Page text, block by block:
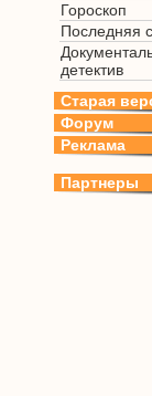
Гороскоп
Последняя
детектив
Старая
Форум
Реклама
Партнеры